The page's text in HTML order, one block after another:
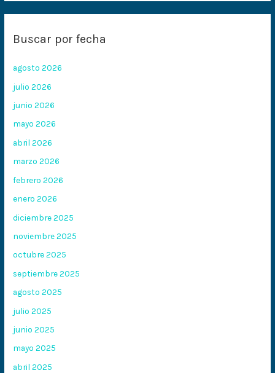
Buscar por fecha
agosto 2026
julio 2026
junio 2026
mayo 2026
abril 2026
marzo 2026
febrero 2026
enero 2026
diciembre 2025
noviembre 2025
octubre 2025
septiembre 2025
agosto 2025
julio 2025
junio 2025
mayo 2025
abril 2025